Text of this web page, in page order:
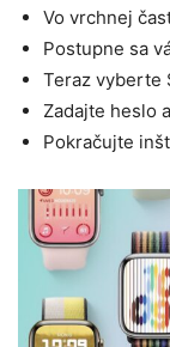
Vo vrchnej
Postupne sa
Teraz vyberte
Zadajte heslo
Pokračujte